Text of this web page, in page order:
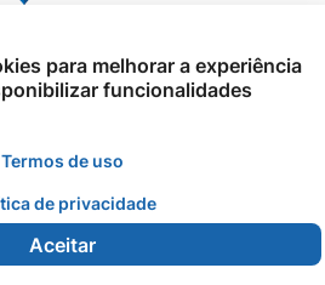
para melhorar a experiência
funcionalidades
Termos de uso
de privacidade
Aceitar